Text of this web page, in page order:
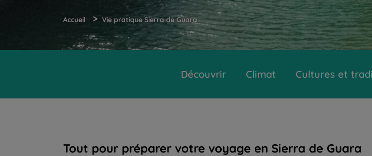
Accueil > Vie pratique Sierra de Guara
Découvrir Climat Cultures et
Tout pour préparer votre voyage en Sierra de Guara